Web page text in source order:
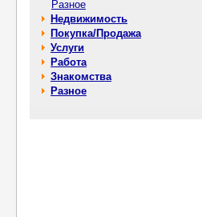
Разное
Недвижимость
Покупка/Продажа
Услуги
Работа
Знакомства
Разное